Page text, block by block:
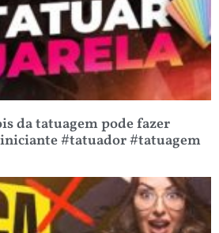
da tatuagem pode fazer
#tatuador #tatuagem